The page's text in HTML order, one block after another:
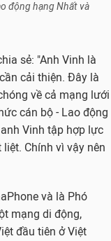
động hạng Nhất và
sẻ: "Anh Vinh là
cải thiện. Đây là
về cả mạng lưới
cán bộ - Lao động
Vinh tập hợp lực
Chính vì vậy nên
và là Phó
mạng di động,
đầu tiên ở Việt